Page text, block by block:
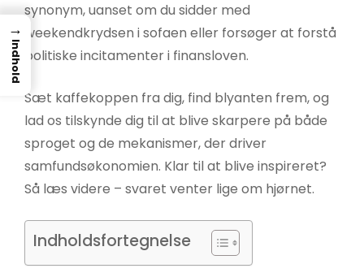
synonym, uanset om du sidder med
weekendkrydsen i sofaen eller forsøger at forstå
politiske incitamenter i finansloven.
Sæt kaffekoppen fra dig, find blyanten frem, og
lad os tilskynde dig til at blive skarpere på både
sproget og de mekanismer, der driver
samfundsøkonomien. Klar til at blive inspireret?
Så læs videre – svaret venter lige om hjørnet.
Indholdsfortegnelse
→
Indhold